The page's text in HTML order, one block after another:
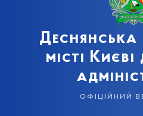
Деснянська
місті
офіційний